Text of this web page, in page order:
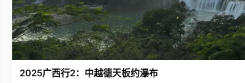
2025广西行2：中越德天板约瀑布